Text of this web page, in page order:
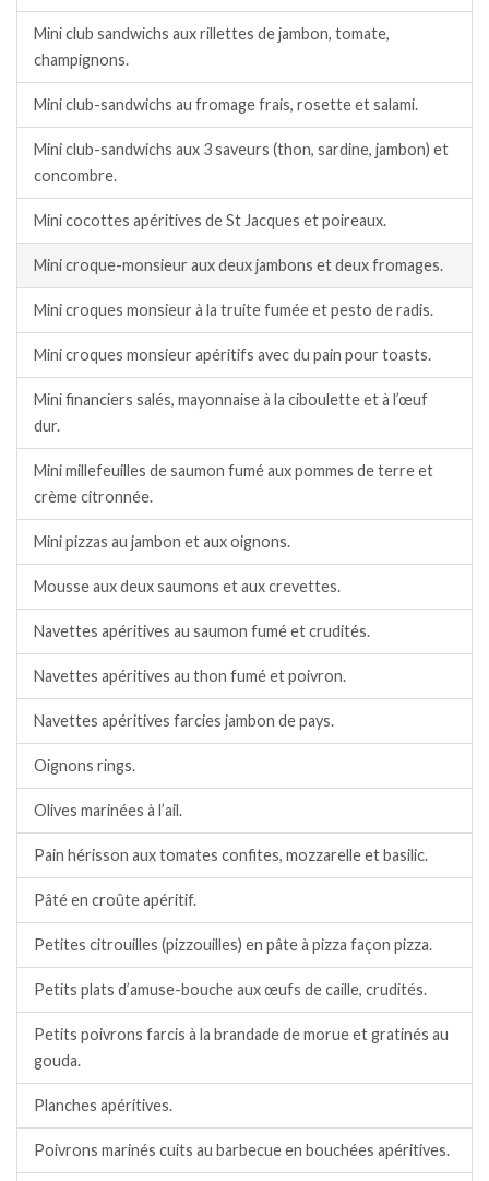
Mini club sandwichs aux rillettes de jambon, tomate,
champignons.
Mini club-sandwichs au fromage frais, rosette et salami.
Mini club-sandwichs aux 3 saveurs (thon, sardine, jambon) et
concombre.
Mini cocottes apéritives de St Jacques et poireaux.
Mini croque-monsieur aux deux jambons et deux fromages.
Mini croques monsieur à la truite fumée et pesto de radis.
Mini croques monsieur apéritifs avec du pain pour toasts.
Mini financiers salés, mayonnaise à la ciboulette et à l’œuf
dur.
Mini millefeuilles de saumon fumé aux pommes de terre et
crème citronnée.
Mini pizzas au jambon et aux oignons.
Mousse aux deux saumons et aux crevettes.
Navettes apéritives au saumon fumé et crudités.
Navettes apéritives au thon fumé et poivron.
Navettes apéritives farcies jambon de pays.
Oignons rings.
Olives marinées à l’ail.
Pain hérisson aux tomates confites, mozzarelle et basilic.
Pâté en croûte apéritif.
Petites citrouilles (pizzouilles) en pâte à pizza façon pizza.
Petits plats d’amuse-bouche aux œufs de caille, crudités.
Petits poivrons farcis à la brandade de morue et gratinés au
gouda.
Planches apéritives.
Poivrons marinés cuits au barbecue en bouchées apéritives.